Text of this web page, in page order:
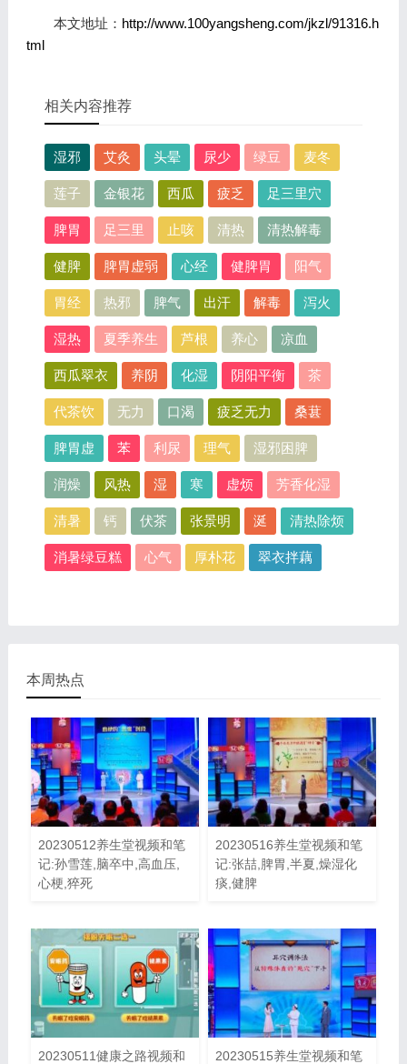
本文地址： http://www.100yangsheng.com/jkzl/91316.h
tml
相关内容推荐
湿邪 艾灸 头晕 尿少 绿豆 麦冬
莲子 金银花 西瓜 疲乏 足三里穴
脾胃 足三里 止咳 清热 清热解毒
健脾 脾胃虚弱 心经 健脾胃 阳气
胃经 热邪 脾气 出汗 解毒 泻火
湿热 夏季养生 芦根 养心 凉血
西瓜翠衣 养阴 化湿 阴阳平衡 茶
代茶饮 无力 口渴 疲乏无力 桑葚
脾胃虚 苯 利尿 理气 湿邪困脾
润燥 风热 湿 寒 虚烦 芳香化湿
清暑 钙 伏茶 张景明 涎 清热除烦
消暑绿豆糕 心气 厚朴花 翠衣拌藕
本周热点
20230512养生堂视频和笔
记:孙雪莲,脑卒中,高血压,
心梗,猝死
20230516养生堂视频和笔
记:张喆,脾胃,半夏,燥湿化
痰,健脾
20230511健康之路视频和
20230515养生堂视频和笔